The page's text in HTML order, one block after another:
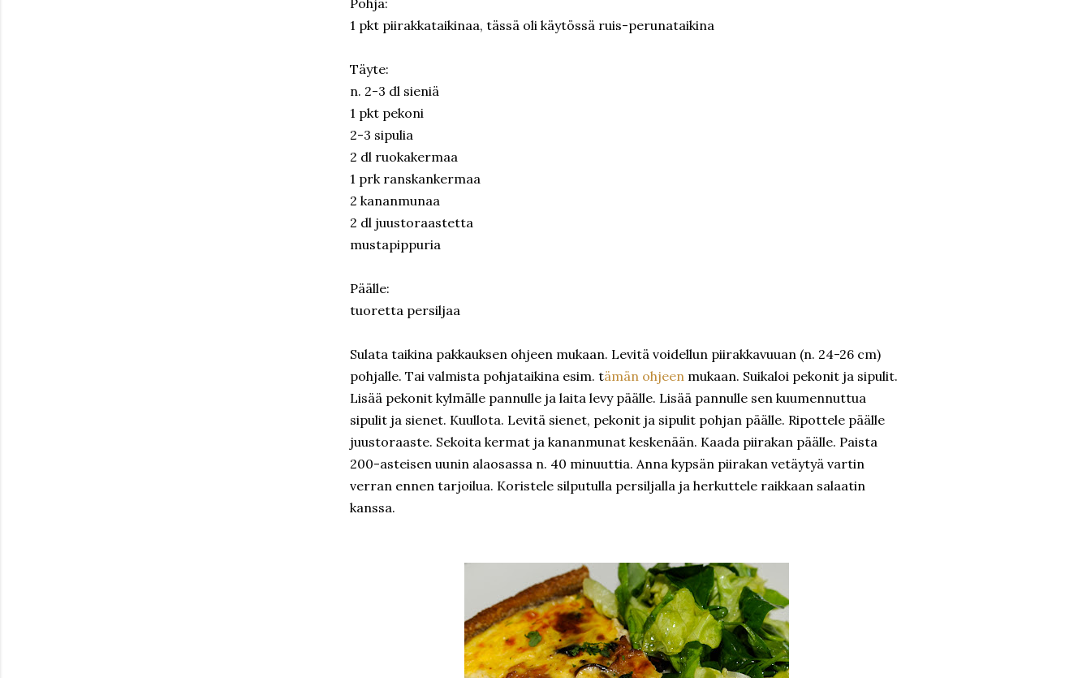
Pohja:
1 pkt piirakkataikinaa, tässä oli käytössä ruis-perunataikina
Täyte:
n. 2-3 dl sieniä
1 pkt pekoni
2-3 sipulia
2 dl ruokakermaa
1 prk ranskankermaa
2 kananmunaa
2 dl juustoraastetta
mustapippuria
Päälle:
tuoretta persiljaa
Sulata taikina pakkauksen ohjeen mukaan. Levitä voidellun piirakkavuuan (n. 24-26 cm)
pohjalle. Tai valmista pohjataikina esim. tämän ohjeen mukaan. Suikaloi pekonit ja sipulit.
Lisää pekonit kylmälle pannulle ja laita levy päälle. Lisää pannulle sen kuumennuttua
sipulit ja sienet. Kuullota. Levitä sienet, pekonit ja sipulit pohjan päälle. Ripottele päälle
juustoraaste. Sekoita kermat ja kananmunat keskenään. Kaada piirakan päälle. Paista
200-asteisen uunin alaosassa n. 40 minuuttia. Anna kypsän piirakan vetäytyä vartin
verran ennen tarjoilua. Koristele silputulla persiljalla ja herkuttele raikkaan salaatin
kanssa.